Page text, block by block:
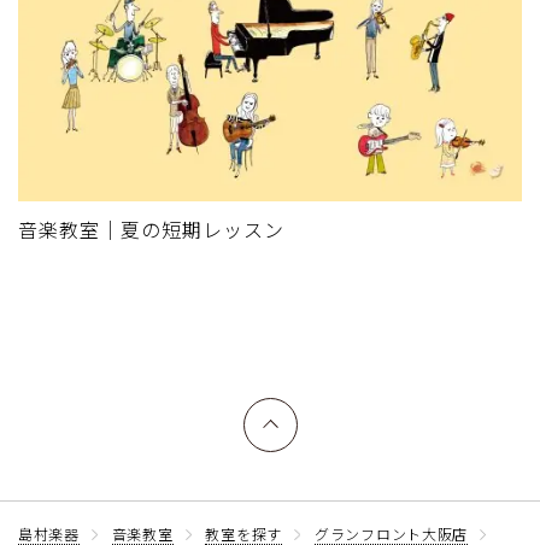
音楽教室｜夏の短期レッスン
上へ戻る
島村楽器 音楽教室 教室を探す
グランフロント大阪店